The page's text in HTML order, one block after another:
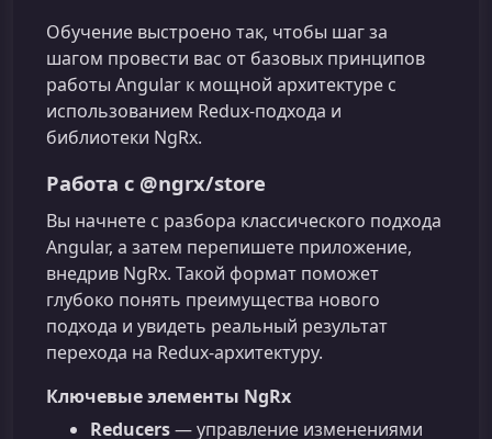
Обучение выстроено так, чтобы шаг за
шагом провести вас от базовых принципов
работы Angular к мощной архитектуре c
использованием Redux‑подхода и
библиотеки NgRx.
Работа с @ngrx/store
Вы начнете с разбора классического подхода
Angular, а затем перепишете приложение,
внедрив NgRx. Такой формат поможет
глубоко понять преимущества нового
подхода и увидеть реальный результат
перехода на Redux‑архитектуру.
Ключевые элементы NgRx
Reducers— управление изменениями